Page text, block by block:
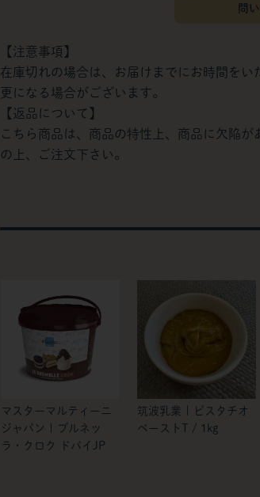
問
【注意事項】
在庫切れの場合は、お届けまでにお時間を
更になる場合がございます。
【返品について】
こちら商品は、商品の特性上、商品に欠陥
の上、ご注文下さい。
マスターマルティーニ
ジャパン | ブルネッ
ラ・クロク ドバイJP
筑波乳業 | ピスタチオ
ペーストT / 1kg